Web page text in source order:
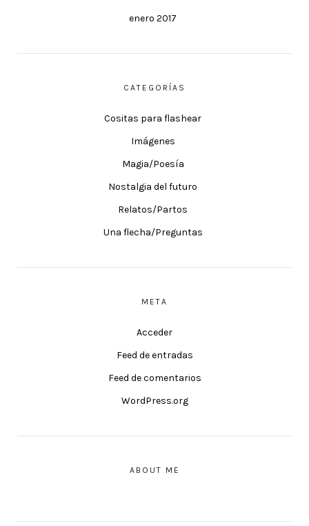
enero 2017
CATEGORÍAS
Cositas para flashear
Imágenes
Magia/Poesía
Nostalgia del futuro
Relatos/Partos
Una flecha/Preguntas
META
Acceder
Feed de entradas
Feed de comentarios
WordPress.org
ABOUT ME